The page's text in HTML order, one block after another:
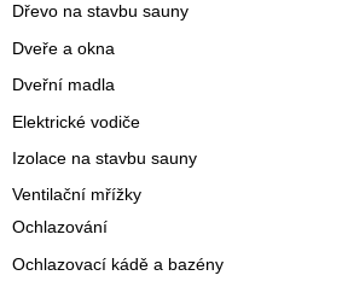
Dřevo na stavbu sauny
Dveře a okna
Dveřní madla
Elektrické vodiče
Izolace na stavbu sauny
Ventilační mřížky
Ochlazování
Ochlazovací kádě a bazény